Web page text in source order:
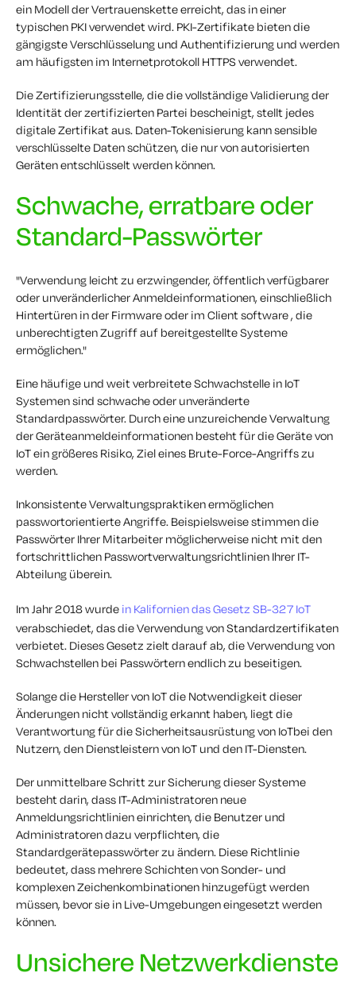
ein Modell der Vertrauenskette erreicht, das in einer
typischen PKI verwendet wird. PKI-Zertifikate bieten die
gängigste Verschlüsselung und Authentifizierung und werden
am häufigsten im Internetprotokoll HTTPS verwendet.
Die Zertifizierungsstelle, die die vollständige Validierung der
Identität der zertifizierten Partei bescheinigt, stellt jedes
digitale Zertifikat aus. Daten-Tokenisierung kann sensible
verschlüsselte Daten schützen, die nur von autorisierten
Geräten entschlüsselt werden können.
Schwache, erratbare oder
Standard-Passwörter
"Verwendung leicht zu erzwingender, öffentlich verfügbarer
oder unveränderlicher Anmeldeinformationen, einschließlich
Hintertüren in der Firmware oder im Client software , die
unberechtigten Zugriff auf bereitgestellte Systeme
ermöglichen."
Eine häufige und weit verbreitete Schwachstelle in IoT
Systemen sind schwache oder unveränderte
Standardpasswörter. Durch eine unzureichende Verwaltung
der Geräteanmeldeinformationen besteht für die Geräte von
IoT ein größeres Risiko, Ziel eines Brute-Force-Angriffs zu
werden.
Inkonsistente Verwaltungspraktiken ermöglichen
passwortorientierte Angriffe. Beispielsweise stimmen die
Passwörter Ihrer Mitarbeiter möglicherweise nicht mit den
fortschrittlichen Passwortverwaltungsrichtlinien Ihrer IT-
Abteilung überein.
Im Jahr 2018 wurde in Kalifornien das Gesetz SB-327 IoT
verabschiedet, das die Verwendung von Standardzertifikaten
verbietet. Dieses Gesetz zielt darauf ab, die Verwendung von
Schwachstellen bei Passwörtern endlich zu beseitigen.
Solange die Hersteller von IoT die Notwendigkeit dieser
Änderungen nicht vollständig erkannt haben, liegt die
Verantwortung für die Sicherheitsausrüstung von IoTbei den
Nutzern, den Dienstleistern von IoT und den IT-Diensten.
Der unmittelbare Schritt zur Sicherung dieser Systeme
besteht darin, dass IT-Administratoren neue
Anmeldungsrichtlinien einrichten, die Benutzer und
Administratoren dazu verpflichten, die
Standardgerätepasswörter zu ändern. Diese Richtlinie
bedeutet, dass mehrere Schichten von Sonder- und
komplexen Zeichenkombinationen hinzugefügt werden
müssen, bevor sie in Live-Umgebungen eingesetzt werden
können.
Unsichere Netzwerkdienste